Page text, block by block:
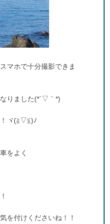
マホで十分撮影できま
りました(*´▽｀*)
！ヾ(≧▽≦)ﾉ
をよく
を付けくださいね！！